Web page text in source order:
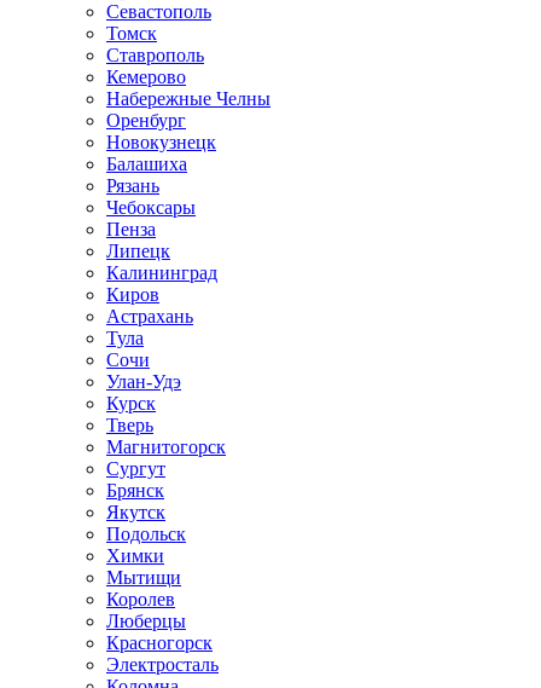
Севастополь
Томск
Ставрополь
Кемерово
Набережные Челны
Оренбург
Новокузнецк
Балашиха
Рязань
Чебоксары
Пенза
Липецк
Калининград
Киров
Астрахань
Тула
Сочи
Улан-Удэ
Курск
Тверь
Магнитогорск
Сургут
Брянск
Якутск
Подольск
Химки
Мытищи
Королев
Люберцы
Красногорск
Электросталь